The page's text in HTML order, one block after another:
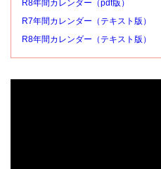
R8年間カレンダー（pdf版）
R7年間カレンダー（テキスト版）
R8年間カレンダー（テキスト版）